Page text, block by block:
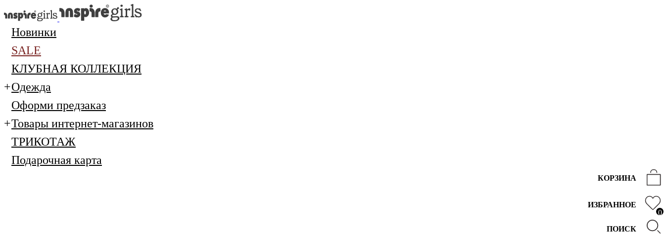
Новинки
SALE
КЛУБНАЯ КОЛЛЕКЦИЯ
Одежда
Оформи предзаказ
Товары интернет-магазинов
ТРИКОТАЖ
Подарочная карта
КОРЗИНА
ИЗБРАННОЕ
0
ПОИСК